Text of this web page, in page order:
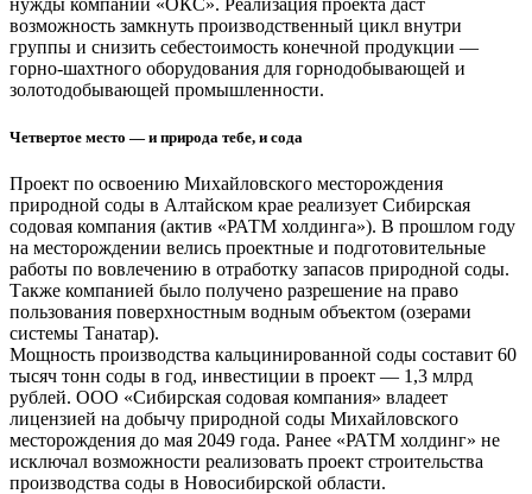
нужды компании «ОКС». Реализация проекта даст
возможность замкнуть производственный цикл внутри
группы и снизить себестоимость конечной продукции —
горно-шахтного оборудования для горнодобывающей и
золотодобывающей промышленности.
Четвертое место — и природа тебе, и сода
Проект по освоению Михайловского месторождения
природной соды в Алтайском крае реализует Сибирская
содовая компания (актив «РАТМ холдинга»). В прошлом году
на месторождении велись проектные и подготовительные
работы по вовлечению в отработку запасов природной соды.
Также компанией было получено разрешение на право
пользования поверхностным водным объектом (озерами
системы Танатар).
Мощность производства кальцинированной соды составит 60
тысяч тонн соды в год, инвестиции в проект — 1,3 млрд
рублей. ООО «Сибирская содовая компания» владеет
лицензией на добычу природной соды Михайловского
месторождения до мая 2049 года. Ранее «РАТМ холдинг» не
исключал возможности реализовать проект строительства
производства соды в Новосибирской области.